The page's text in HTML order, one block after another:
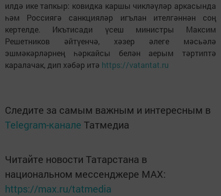
илдә ике тапкыр: ковидка каршы чикләүләр аркасында
һәм Россиягә санкцияләр игълан ителгәннән соң
кертелде. Икътисади үсеш министры Максим
Решетников әйтүенчә, хәзер әлеге мәсьәлә
эшмәкәрләрнең һәркайсы белән аерым тәртиптә
каралачак, дип хәбәр итә https://vatantat.ru
Следите за самым важным и интересным в
Telegram-канале Татмедиа
Читайте новости Татарстана в
национальном мессенджере MАХ:
https://max.ru/tatmedia